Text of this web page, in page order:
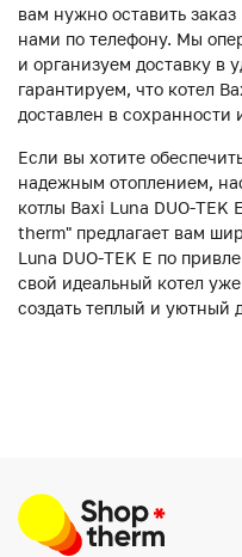
вам нужно оставить
нами по телефону. Мы
и организуем доставку в
гарантируем, что котел
доставлен в сохранности
Если вы хотите
надежным отоплением,
котлы Baxi Luna DUO-
therm" предлагает вам
Luna DUO-TEK E по
свой идеальный котел
создать теплый и уютный